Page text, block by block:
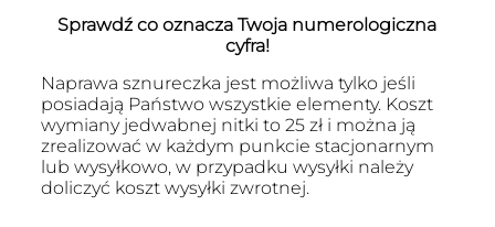
Sprawdź co oznacza Twoja numerologiczna
cyfra!
Naprawa sznureczka jest możliwa tylko jeśli
posiadają Państwo wszystkie elementy. Koszt
wymiany jedwabnej nitki to 25 zł i można ją
zrealizować w każdym punkcie stacjonarnym
lub wysyłkowo, w przypadku wysyłki należy
doliczyć koszt wysyłki zwrotnej.